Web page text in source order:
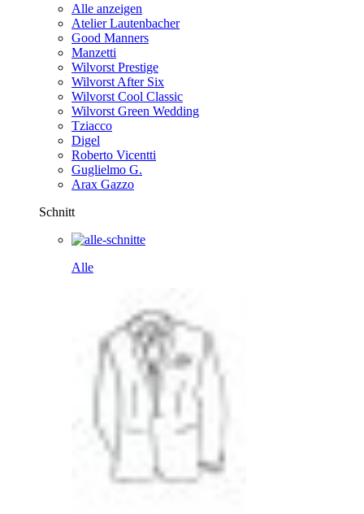
Alle anzeigen
Atelier Lautenbacher
Good Manners
Manzetti
Wilvorst Prestige
Wilvorst After Six
Wilvorst Cool Classic
Wilvorst Green Wedding
Tziacco
Digel
Roberto Vicentti
Guglielmo G.
Arax Gazzo
Schnitt
Alle